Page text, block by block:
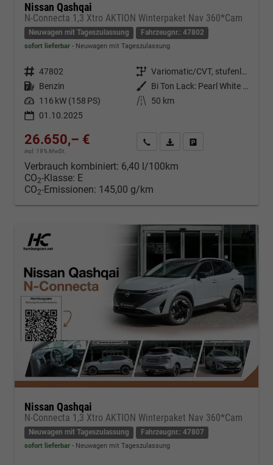
Nissan Qashqai
N-Connecta 1,3 Xtro AKTION Winterpaket Nav 360*Cam
Neuwagen mit Tageszulassung Fahrzeugnr.: 47802
sofort lieferbar Neuwagen mit Tageszulassung
Fahrzeugnr. 47802 Getriebe
Variomatic/CVT, stufenlos
Kraftstoff Benzin Außenfarbe
Bi Ton Lack: Pearl White Metallic (QAB) mit Dachfarbe Black Metallic (Z11)
Leistung 116 kW (158 PS) Kilometerstand
50 km
01.10.2025
26.650,– €
incl. 19% MwSt.
Kontakt & Angebot anfordern
PDF-Datei, Fahrzeugexposé
Verbrauch kombiniert: 6,40 l/100km
CO2-Klasse: E
CO2-Emissionen: 145,00 g/km
Nissan Qashqai
N-Connecta 1,3 Xtro AKTION Winterpaket Nav 360*Cam
Neuwagen mit Tageszulassung Fahrzeugnr.: 47807
sofort lieferbar Neuwagen mit Tageszulassung